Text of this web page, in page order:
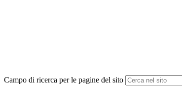
Campo di ricerca per le pagine del sito